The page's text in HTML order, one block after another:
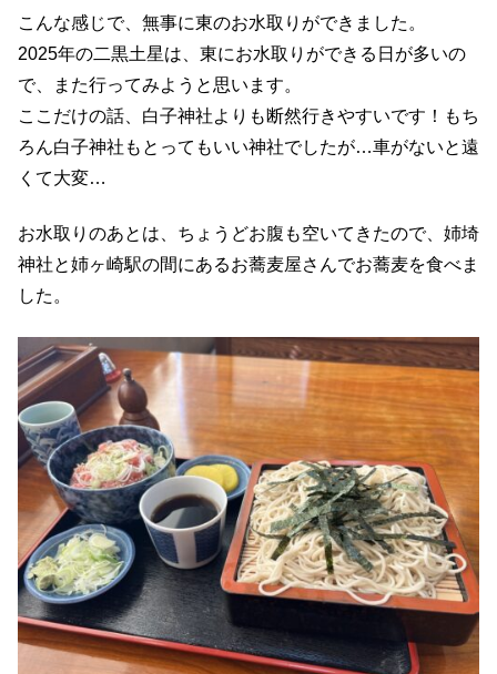
こんな感じで、無事に東のお水取りができました。
2025年の二黒土星は、東にお水取りができる日が多いの
で、また行ってみようと思います。
ここだけの話、白子神社よりも断然行きやすいです！もち
ろん白子神社もとってもいい神社でしたが…車がないと遠
くて大変…
お水取りのあとは、ちょうどお腹も空いてきたので、姉埼
神社と姉ヶ崎駅の間にあるお蕎麦屋さんでお蕎麦を食べま
した。